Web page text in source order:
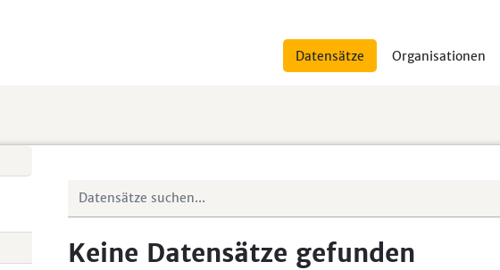
Datensätze Organisationen
Keine Datensätze gefunden